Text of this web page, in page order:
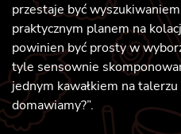
przestaje być
praktycznym planem na
powinien być prosty w
tyle sensownie
jednym kawałkiem na
domawiamy?”.